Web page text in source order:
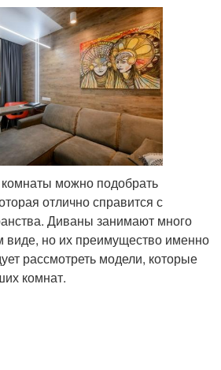
можно подобрать
отлично справится с
Диваны занимают много
виде, но их преимущество именно
рассмотреть модели, которые
комнат.